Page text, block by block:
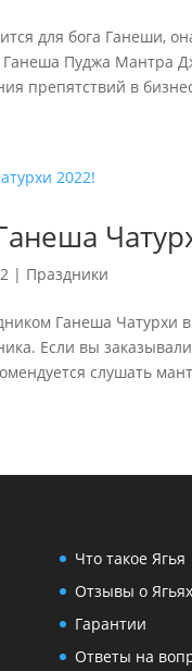
для бога Ганеши,
Пуджа Мантра
препятствий в
| Праздники
Ганеша Чатурхи
Если вы
слушать
Что такое Ягья
Отзывы о Ягьях
Гарантии
Ответы на